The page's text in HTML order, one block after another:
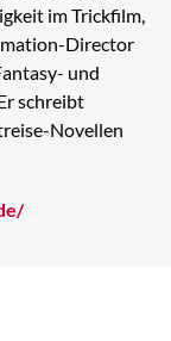
im Trickfilm,
Director
und
schreibt
Novellen